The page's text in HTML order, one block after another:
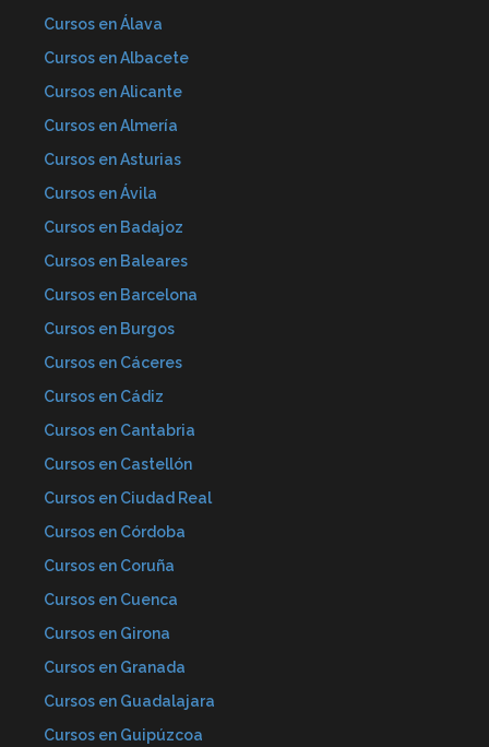
Cursos en Álava
Cursos en Albacete
Cursos en Alicante
Cursos en Almería
Cursos en Asturias
Cursos en Ávila
Cursos en Badajoz
Cursos en Baleares
Cursos en Barcelona
Cursos en Burgos
Cursos en Cáceres
Cursos en Cádiz
Cursos en Cantabria
Cursos en Castellón
Cursos en Ciudad Real
Cursos en Córdoba
Cursos en Coruña
Cursos en Cuenca
Cursos en Girona
Cursos en Granada
Cursos en Guadalajara
Cursos en Guipúzcoa